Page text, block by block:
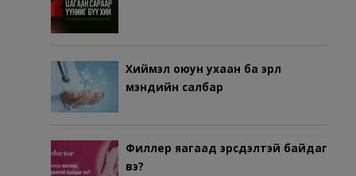
Хиймэл оюун ухаан ба эрүүл
мэндийн салбар
Филлер яагаад эрсдэлтэй байдаг
вэ?